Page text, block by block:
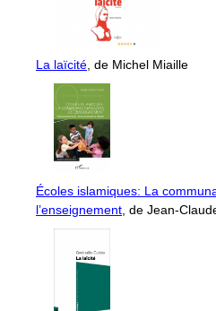
La laïcité , de Michel Miaille
Écoles islamiques: La
l’enseignement , de Jean-